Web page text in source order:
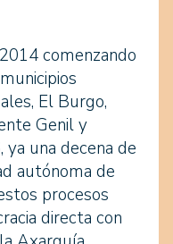
comenzando
El Burgo,
Genil y
una decena de
autónoma de
procesos
directa con